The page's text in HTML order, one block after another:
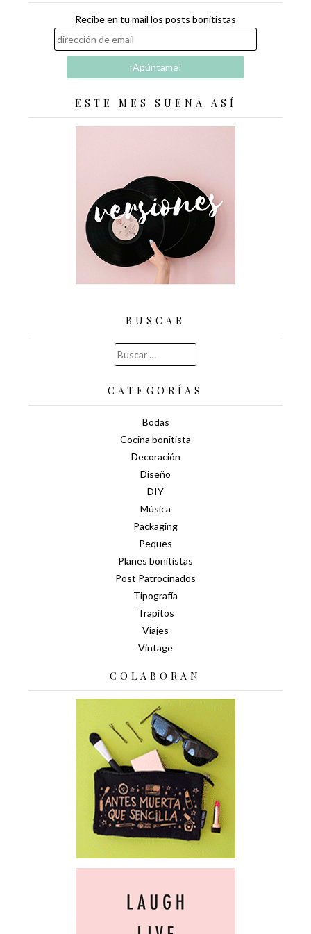
Recibe en tu mail los posts bonitistas
ESTE MES SUENA ASÍ
BUSCAR
Buscar:
CATEGORÍAS
Bodas
Cocina bonitista
Decoración
Diseño
DIY
Música
Packaging
Peques
Planes bonitistas
Post Patrocinados
Tipografía
Trapitos
Viajes
Vintage
COLABORAN